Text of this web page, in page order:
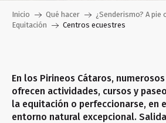
Inicio Qué hacer
¿Senderismo? A pie
Equitación
Centros ecuestres
En los Pirineos Cátaros,
ofrecen actividades, cursos y
la equitación o perfeccionarse, en
entorno natural excepcional.